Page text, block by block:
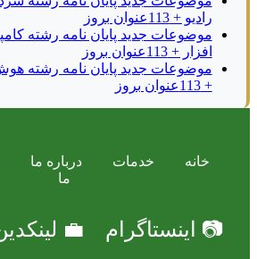
رادیو + 113عنوان بروز
موضوعات جدید پایان نامه رشته
افزار + 113عنوان بروز
موضوعات جدید پایان نامه رشته
+ 113عنوان بروز
خانه خدمات درباره ما
ما
📷 اینستاگرام 💼